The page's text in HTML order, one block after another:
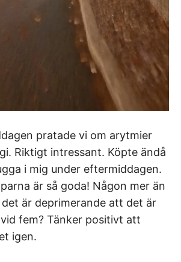
pratade vi om arytmier
Riktigt intressant. Köpte ändå
i mig under eftermiddagen.
är så goda! Någon mer än
är deprimerande att det är
fem? Tänker positivt att
igen.